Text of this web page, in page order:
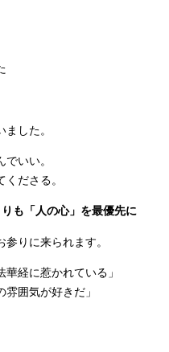
した。
いい。
ださる。
も「人の心」を最優先に
りに来られます。
経に惹かれている」
囲気が好きだ」